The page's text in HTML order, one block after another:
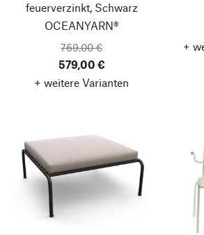
feuerverzinkt, Schwarz
OCEANYARN®
769,00 €
579,00 €
+ weitere Varianten
+